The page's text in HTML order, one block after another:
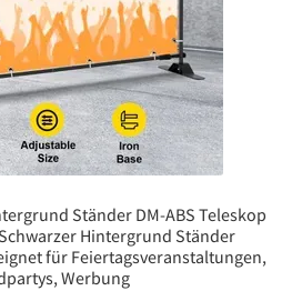
Ständer DM-ABS Teleskop
Hintergrund Ständer
für Feiertagsveranstaltungen,
Werbung